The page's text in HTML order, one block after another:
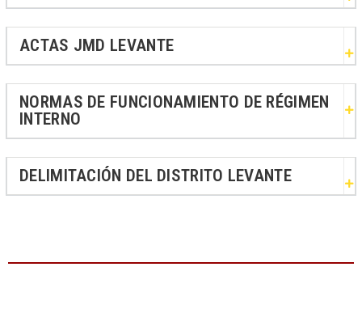
ACTAS JMD LEVANTE
NORMAS DE FUNCIONAMIENTO DE RÉGIMEN
INTERNO
DELIMITACIÓN DEL DISTRITO LEVANTE